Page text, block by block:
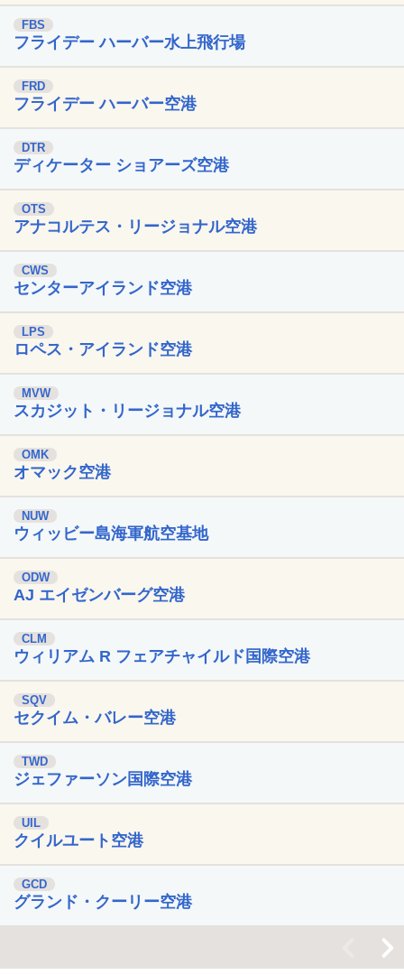
FBS
フライデー ハーバー水上飛行場
FRD
フライデー ハーバー空港
DTR
ディケーター ショアーズ空港
OTS
アナコルテス・リージョナル空港
CWS
センターアイランド空港
LPS
ロペス・アイランド空港
MVW
スカジット・リージョナル空港
OMK
オマック空港
NUW
ウィッビー島海軍航空基地
ODW
AJ エイゼンバーグ空港
CLM
ウィリアム R フェアチャイルド国際空港
SQV
セクイム・バレー空港
TWD
ジェファーソン国際空港
UIL
クイルユート空港
GCD
グランド・クーリー空港